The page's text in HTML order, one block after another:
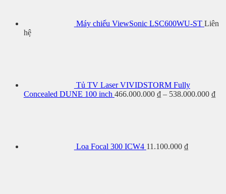
Máy chiếu ViewSonic LSC600WU-ST Liên
hệ
Tủ TV Laser VIVIDSTORM Fully
Concealed DUNE 100 inch 466.000.000 ₫ – 538.000.000 ₫
Loa Focal 300 ICW4 11.100.000 ₫